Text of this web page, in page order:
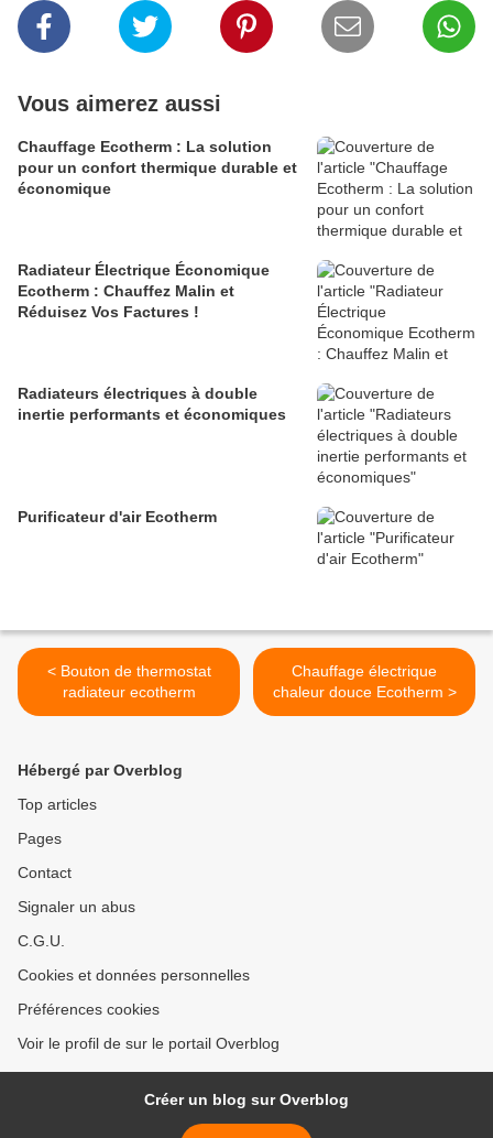
Vous aimerez aussi
Chauffage Ecotherm : La solution
pour un confort thermique durable et
économique
Radiateur Électrique Économique
Ecotherm : Chauffez Malin et
Réduisez Vos Factures !
Radiateurs électriques à double
inertie performants et économiques
Purificateur d'air Ecotherm
< Bouton de thermostat
radiateur ecotherm
Chauffage électrique
chaleur douce Ecotherm >
Hébergé par Overblog
Top articles
Pages
Contact
Signaler un abus
C.G.U.
Cookies et données personnelles
Préférences cookies
Voir le profil de sur le portail Overblog
Créer un blog sur Overblog